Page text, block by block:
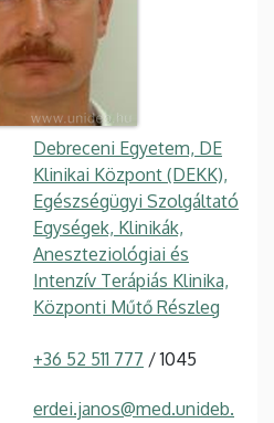
Debreceni Egyetem, DE
Klinikai Központ (DEKK),
Egészségügyi Szolgáltató
Egységek, Klinikák,
Aneszteziológiai és
Intenzív Terápiás Klinika,
Központi Műtő Részleg
+36 52 511 777 / 1045
erdei.janos@med.unideb.